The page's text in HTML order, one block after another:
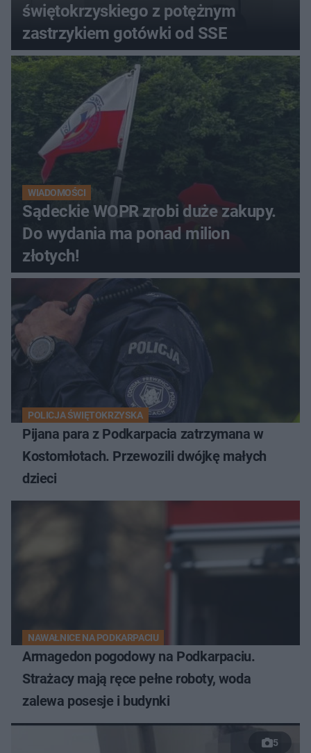
świętokrzyskiego z potężnym
zastrzykiem gotówki od SSE
WIADOMOŚCI
Sądeckie WOPR zrobi duże zakupy.
Do wydania ma ponad milion
złotych!
POLICJA ŚWIĘTOKRZYSKA
Pijana para z Podkarpacia zatrzymana w
Kostomłotach. Przewozili dwójkę małych
dzieci
NAWAŁNICE NA PODKARPACIU
Armagedon pogodowy na Podkarpaciu.
Strażacy mają ręce pełne roboty, woda
zalewa posesje i budynki
5